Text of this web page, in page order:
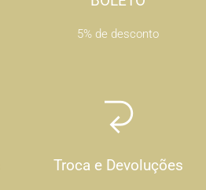
5% de desconto
Troca e Devoluções